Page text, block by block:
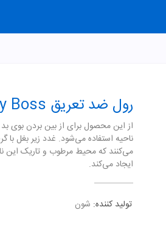
رول ضد تعریق My Boss شون
از این محصول برای از بین بردن بوی
ناحیه استفاده می‌شود. غدد زیر بغل
می‌کنند که محیط مرطوب و تاریک این
ایجاد می‌کند.
تولید کننده: شون